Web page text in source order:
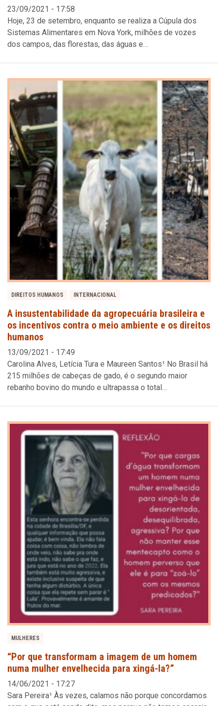
23/09/2021 - 17:58
Hoje, 23 de setembro, enquanto se realiza a Cúpula dos
Sistemas Alimentares em Nova York, milhões de vozes
dos campos, das florestas, das águas e…
DIREITOS HUMANOS INTERNACIONAL
A insustentabilidade da agropecuária brasileira e
os incentivos contra o meio ambiente e os direitos
humanos
13/09/2021 - 17:49
Carolina Alves, Letícia Tura e Maureen Santos¹ No Brasil há
215 milhões de cabeças de gado, é o segundo maior
rebanho bovino do mundo e ultrapassa o total…
MULHERES
“Por que transformam a imagem de um homem
numa mulher envelhecida para xingá-la?”
14/06/2021 - 17:27
Sara Pereira¹ Às vezes, calamos não porque concordamos